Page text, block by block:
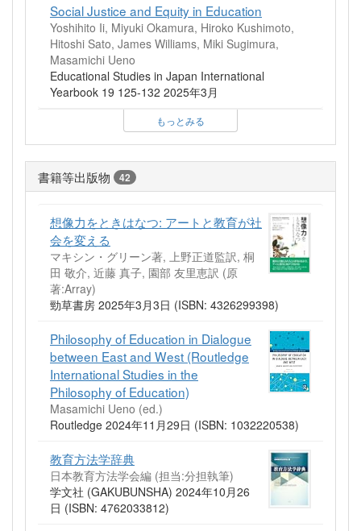
Social Justice and Equity in Education
Yoshihito Ii, Miyuki Okamura, Hiroko Kushimoto,
Hitoshi Sato, James Williams, Miki Sugimura,
Masamichi Ueno
Educational Studies in Japan International
Yearbook 19 125-132 2025年3月
もっとみる
書籍等出版物 42
想像力をときはなつ: アートと教育が社
会を変える
マキシン・グリーン著, 上野正道監訳, 桐
田 敬介, 近藤 真子, 園部 友里恵訳 (原
著:Array)
勁草書房 2025年3月3日 (ISBN: 4326299398)
Philosophy of Education in Dialogue
between East and West (Routledge
International Studies in the
Philosophy of Education)
Masamichi Ueno (ed.)
Routledge 2024年11月29日 (ISBN: 1032220538)
教育方法学辞典
日本教育方法学会編 (担当:分担執筆)
学文社 (GAKUBUNSHA) 2024年10月26
日 (ISBN: 4762033812)